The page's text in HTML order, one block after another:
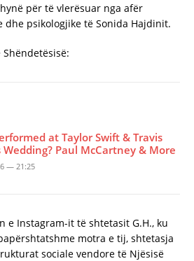
për të vlerësuar nga afër
dhe psikologjike të Sonida Hajdinit.
at Taylor Swift & Travis
Wedding? Paul McCartney & More
— 21:25
e Instagram-it të shtetasit G.H., ku
motra e tij, shtetasja
sociale vendore të Njësisë